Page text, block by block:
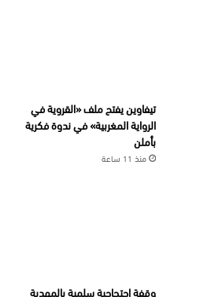
تيفاوين يفتح ملف «القروية في
الرواية المغربية» في ندوة فكرية
بأملن
منذ 11 ساعة
وقفة احتجاجية سلمية بالمهدية